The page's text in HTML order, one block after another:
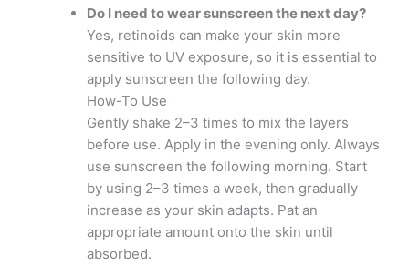
Do I need to wear sunscreen the next day?
Yes, retinoids can make your skin more
sensitive to UV exposure, so it is essential to
apply sunscreen the following day.
How-To Use
Gently shake 2–3 times to mix the layers
before use. Apply in the evening only. Always
use sunscreen the following morning. Start
by using 2–3 times a week, then gradually
increase as your skin adapts. Pat an
appropriate amount onto the skin until
absorbed.